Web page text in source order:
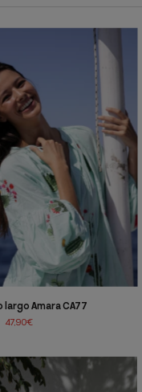
Amara CA77
47,90€